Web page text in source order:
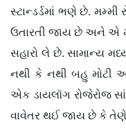
સ્ટાન્ડર્ડમાં ભણે છે.
ઉતારતી જાય છે અને એ
સહારો લે છે. સામાન્ય
નથી કે નથી બહુ મોટી
એક ડાયલૉગ રોજેરોજ
વાવેતર થઈ જાય છે કે તેણે